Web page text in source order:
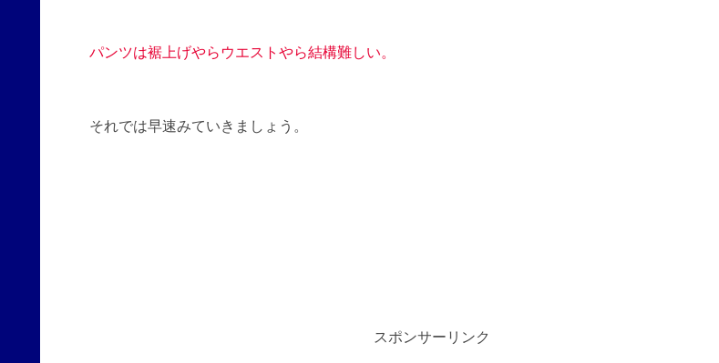
パンツは裾上げやらウエストやら結構難しい。
それでは早速みていきましょう。
スポンサーリンク